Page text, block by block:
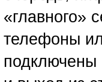
«главного»
телефоны
подключены